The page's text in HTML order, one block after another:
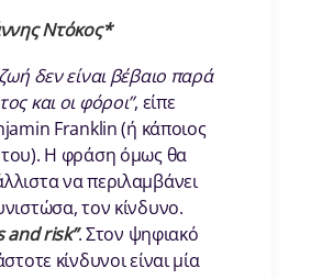
Ντόκος*
δεν είναι βέβαιο παρά
και οι φόροι”, είπε
Franklin (ή κάποιος
Η φράση όμως θα
να περιλαμβάνει
τον κίνδυνο.
and risk”. Στον ψηφιακό
κίνδυνοι είναι μία